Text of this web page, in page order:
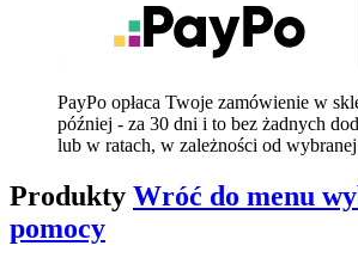
PayPo opłaca Twoje zamówienie w
później - za 30 dni i to bez żadnych
lub w ratach, w zależności od wybranej
Produkty Wróć do menu
pomocy